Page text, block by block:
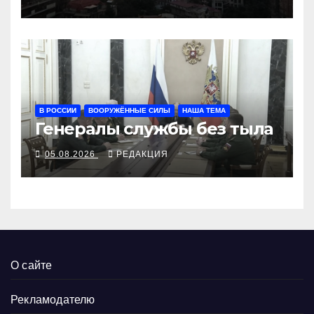
В РОССИИ ВООРУЖЁННЫЕ СИЛЫ НАША ТЕМА
Генералы службы без тыла
05.08.2026 РЕДАКЦИЯ
О сайте
Рекламодателю